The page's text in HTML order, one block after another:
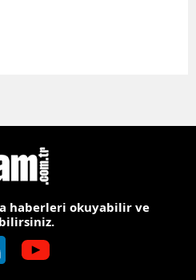
haberleri okuyabilir ve